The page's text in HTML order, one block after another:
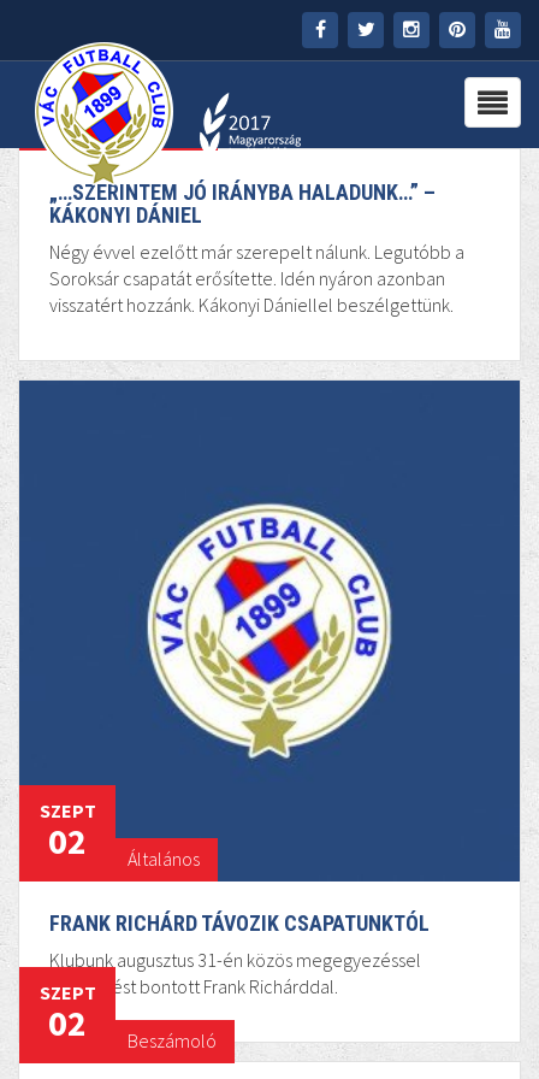
Általános
SZEPT
06
„…SZERINTEM JÓ IRÁNYBA HALADUNK…” –
KÁKONYI DÁNIEL
Négy évvel ezelőtt már szerepelt nálunk. Legutóbb a
Soroksár csapatát erősítette. Idén nyáron azonban
visszatért hozzánk. Kákonyi Dániellel beszélgettünk.
Általános
SZEPT
02
FRANK RICHÁRD TÁVOZIK CSAPATUNKTÓL
Klubunk augusztus 31-én közös megegyezéssel
szerződést bontott Frank Richárddal.
Beszámoló
SZEPT
02
FŐOLDAL
KLUB
HÍREK
STADION
PARTNEREK
SAJTÓ